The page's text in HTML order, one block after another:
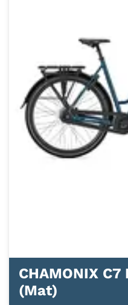
CHAMONIX
(Mat)